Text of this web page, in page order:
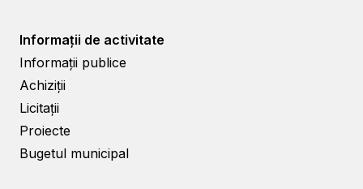
Informații de activitate
Informații publice
Achiziții
Licitații
Proiecte
Bugetul municipal